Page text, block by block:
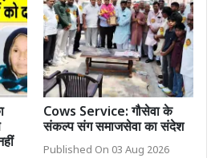
Cows Service: गौसेवा के
संकल्प संग समाजसेवा का संदेश
Published On 03 Aug 2026